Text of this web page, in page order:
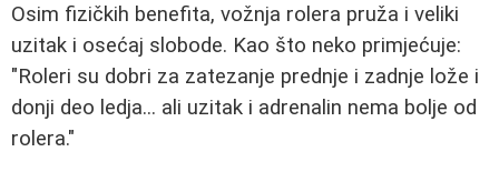
Osim fizičkih benefita, vožnja rolera pruža i veliki
uzitak i osećaj slobode. Kao što neko primjećuje:
"Roleri su dobri za zatezanje prednje i zadnje lože i
donji deo ledja... ali uzitak i adrenalin nema bolje od
rolera."